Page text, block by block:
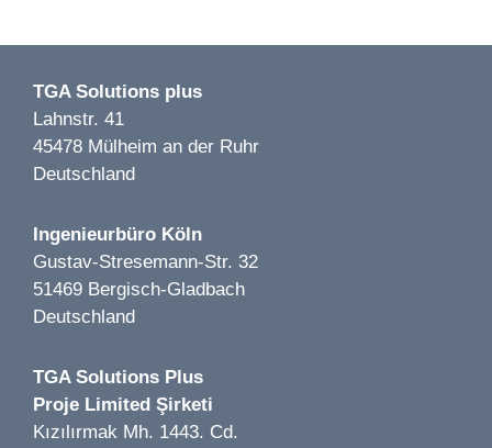
TGA Solutions plus
Lahnstr. 41
45478 Mülheim an der Ruhr
Deutschland
Ingenieurbüro Köln
Gustav-Stresemann-Str. 32
51469 Bergisch-Gladbach
Deutschland
TGA Solutions Plus
Proje Limited Şirketi
Kızılırmak Mh. 1443. Cd.